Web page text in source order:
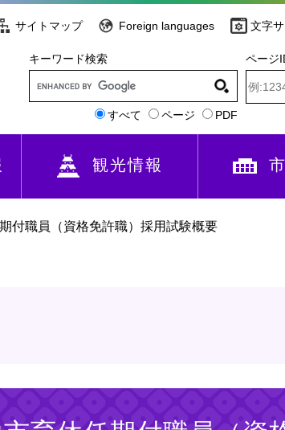
サイトマップ Foreign languages 文字
キーワード検索
すべて ページ PDF
ページ
観光情報
付職員（資格免許職）採用試験概要